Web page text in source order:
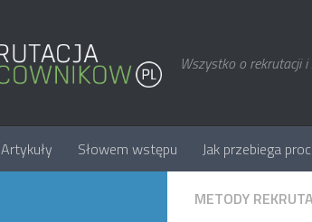
Wszystko o rekrutacji
Artykuły Słowem wstępu Jak przebiega
METODY